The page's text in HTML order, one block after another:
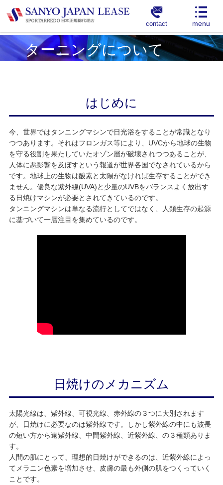
contact
ターニングについて
はじめに
今、世界ではタンニングマシンで日光浴をすることが常識となり
つつあります。それはフロンガス等により、UVCから地球の生物
を守る役割を果たしていたオゾン層が破壊されつつあることが、
人体に悪影響を及ぼすという報道が世界各国でなされているから
です。地球上の生物は酸素と太陽がなければ生存することができ
ません。優良な紫外線(UVA)と少量のUVBをバランスよく放出す
る日焼けマシンが必要とされてきているのです。
タンニングマシンは単なる流行としてではなく、人類生存の起源
に基づいて一層注目を集めているのです。
日焼けのメカニズム
太陽光線は、紫外線、可視光線、赤外線の３つに大別されます
が、日焼けに必要なのは紫外線です。しかし紫外線の中にも波長
の短い方から遠紫外線、中間紫外線、近紫外線、の３種類ありま
す。
人間の肌にとって、理想的日焼けができるのは、近紫外線によっ
てメラニン色素を増加させ、皮膚の最も外側の肌をつくっていく
ことです。